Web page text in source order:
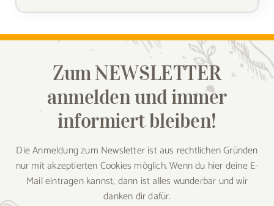
Zum NEWSLETTER
anmelden und immer
informiert bleiben!
Die Anmeldung zum Newsletter ist aus rechtlichen Gründen
nur mit akzeptierten Cookies möglich. Wenn du hier deine E-
Mail eintragen kannst, dann ist alles wunderbar und wir
danken dir dafür.